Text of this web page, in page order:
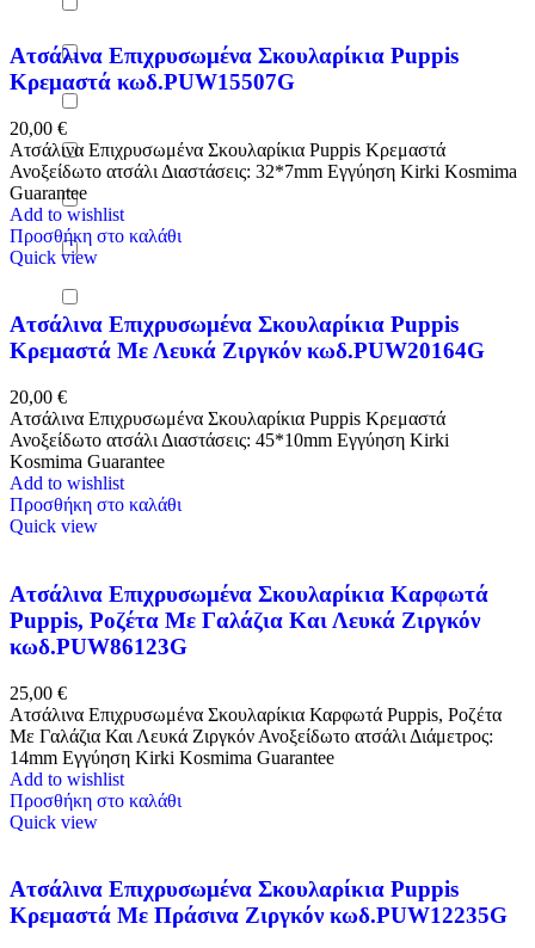
Ατσάλινα Επιχρυσωμένα Σκουλαρίκια Puppis
Κρεμαστά κωδ.PUW15507G
20,00 €
Ατσάλινα Επιχρυσωμένα Σκουλαρίκια Puppis Κρεμαστά
Ανοξείδωτο ατσάλι Διαστάσεις: 32*7mm Εγγύηση Kirki Kosmima
Guarantee
Add to wishlist
Προσθήκη στο καλάθι
Quick view
Ατσάλινα Επιχρυσωμένα Σκουλαρίκια Puppis
Κρεμαστά Με Λευκά Ζιργκόν κωδ.PUW20164G
20,00 €
Ατσάλινα Επιχρυσωμένα Σκουλαρίκια Puppis Κρεμαστά
Ανοξείδωτο ατσάλι Διαστάσεις: 45*10mm Εγγύηση Kirki
Kosmima Guarantee
Add to wishlist
Προσθήκη στο καλάθι
Quick view
Ατσάλινα Επιχρυσωμένα Σκουλαρίκια Καρφωτά
Puppis, Ροζέτα Με Γαλάζια Και Λευκά Ζιργκόν
κωδ.PUW86123G
25,00 €
Ατσάλινα Επιχρυσωμένα Σκουλαρίκια Καρφωτά Puppis, Ροζέτα
Με Γαλάζια Και Λευκά Ζιργκόν Ανοξείδωτο ατσάλι Διάμετρος:
14mm Εγγύηση Kirki Kosmima Guarantee
Add to wishlist
Προσθήκη στο καλάθι
Quick view
Ατσάλινα Επιχρυσωμένα Σκουλαρίκια Puppis
Κρεμαστά Με Πράσινα Ζιργκόν κωδ.PUW12235G